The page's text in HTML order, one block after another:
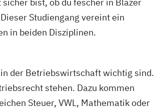
Studiengang vereint ein
in beiden Disziplinen.
der Betriebswirtschaft wichtig sind.
stehen. Dazu kommen
Steuer, VWL, Mathematik oder